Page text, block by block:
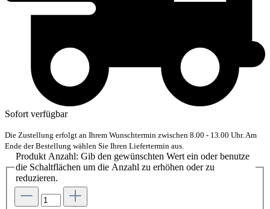
Sofort verfügbar
Die Zustellung erfolgt an Ihrem Wunschtermin zwischen 8.00 - 13.00 Uhr. Am
Ende der Bestellung wählen Sie Ihren Liefertermin aus.
Produkt Anzahl: Gib den gewünschten Wert ein oder benutze
die Schaltflächen um die Anzahl zu erhöhen oder zu
reduzieren.